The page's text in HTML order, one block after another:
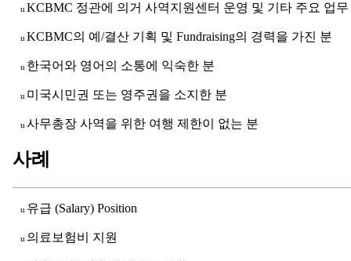
무
만
uKCBMC 정관에 의거 사역지원센터 운영 및 기타 주요 업무
uKCBMC의 예/결산 기획 및 Fundraising의 경력을 가진 분
u 한국어와 영어의 소통에 익숙한 분
u 미국시민권 또는 영주권을 소지한 분
u사무총장 사역을 위한 여행 제한이 없는 분
사례
u 유급 (Salary) Position
u 의료보험비 지원